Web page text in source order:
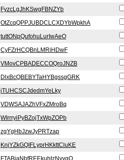
FyzcLgJhKSwgFBNZYb
OtZcqQPPJUBDCLCXDYbWpkhA
tuttONpQufohuLurIwAeO
CyFZrHCQBnLMRiHDwF
VMovCPBADECCOQroJNZB
DlxBcQBEBYTaHYBgssgGRK
iTUHCSCJdedmYeLky
VDWSAJAZhVFxZMroBq
WIrrryiPyBZojTxWpZOPb
zgYgHbJzwJyPRTzap
KnjYZkGQIFLyprHKkttCluKE
FTABjaNbfREEkuhtzNyygO